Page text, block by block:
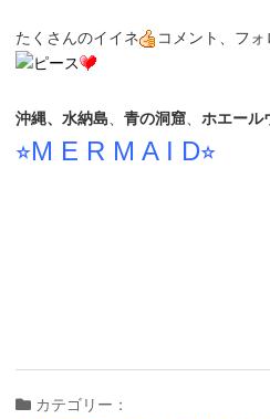
たくさんのイイネ コメント、フ
沖縄、水納島、 青の洞窟、 ホエール
⭐︎M E R M A I D⭐︎
カテゴリー：